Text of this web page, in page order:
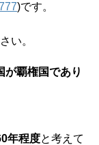
)です。
い。
が覇権国であり
年程度と考えて